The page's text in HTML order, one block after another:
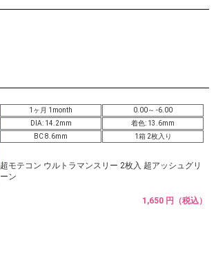
1ヶ月 1month
0.00～ -6.00
DIA: 14.2mm
着色: 13.6mm
BC 8.6mm
1箱 2枚入り
超モテコン ウルトラマンスリー 2枚入 超アッシュグリ
ーン
1,650 円（税込）